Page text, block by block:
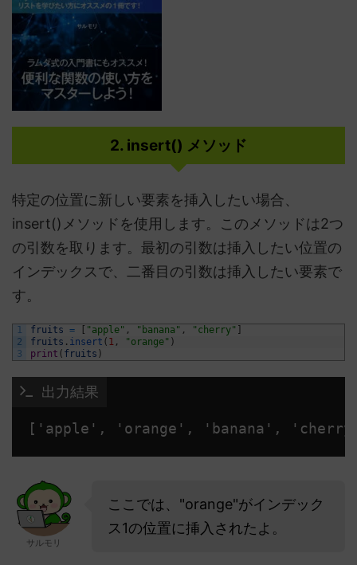
2. insert() メソッド
特定の位置に新しい要素を挿入したい場合、
insert()メソッドを使用します。このメソッドは2つ
の引数を取ります。最初の引数は挿入したい位置の
インデックスで、二番目の引数は挿入したい要素で
す。
1
2
3
fruits = "apple" , "banana" , "cherry"
fruits . insert ( 1 , "orange" )
print ( fruits )
出力結果
['apple', 'orange', 'banana',
サルモリ
ここでは、"orange"がインデック
ス1の位置に挿入されたよ。